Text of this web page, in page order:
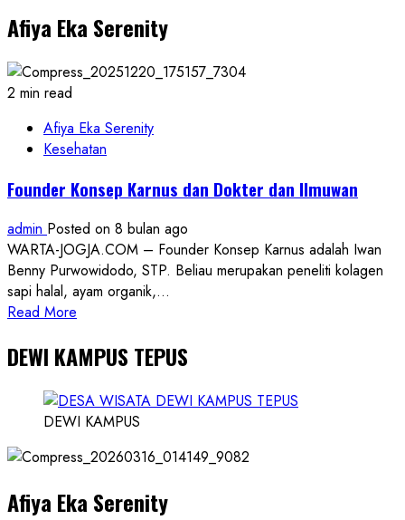
Baitul
Mal
Masjid
Al
Petir
Salurkan
Juta
Anak
Yatim
dan
Sarana
Ibadah
Afiya Eka Serenity
2 min read
Afiya Eka Serenity
Kesehatan
Founder Konsep Karnus dan Dokter dan Ilmuwan
admin Posted on 8 bulan ago
WARTA-JOGJA.COM – Founder Konsep Karnus adalah Iwan
Benny Purwowidodo, STP. Beliau merupakan peneliti kolagen
sapi halal, ayam organik,...
Read More
about
Konsep
Karnus
Dokter
Ilmuwan
DEWI KAMPUS TEPUS
DEWI KAMPUS
Afiya Eka Serenity